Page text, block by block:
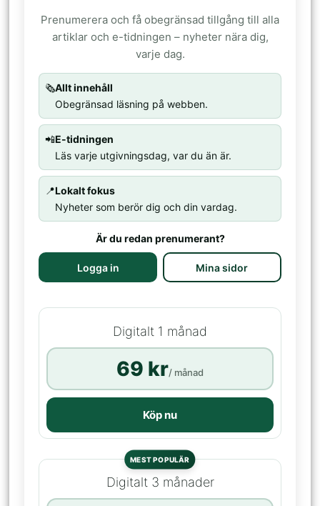
Prenumerera och få obegränsad tillgång till alla
artiklar och e-tidningen – nyheter nära dig,
varje dag.
🗞️Allt innehåll
Obegränsad läsning på webben.
📲E-tidningen
Läs varje utgivningsdag, var du än är.
📍Lokalt fokus
Nyheter som berör dig och din vardag.
Är du redan prenumerant?
Logga in Mina sidor
Digitalt 1 månad
69 kr/ månad
Köp nu
MEST POPULÄR
Digitalt 3 månader